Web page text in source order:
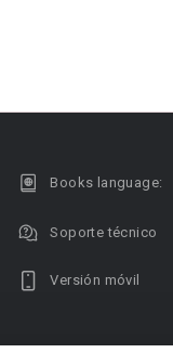
Books language:
Soporte técnico
Versión móvil